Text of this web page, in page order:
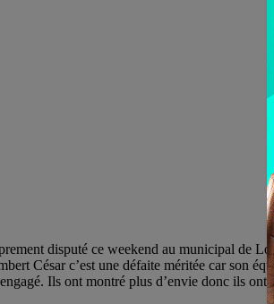
disputé ce weekend au municipal de
César c’est une défaite méritée car son
Ils ont montré plus d’envie donc ils